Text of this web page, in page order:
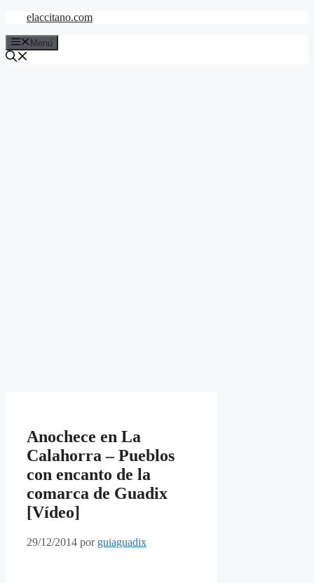
Saltar
contenido
elaccitano.com
Menú
Anochece en La
Calahorra – Pueblos
con encanto de la
comarca de Guadix
[Vídeo]
29/12/2014 por guiaguadix